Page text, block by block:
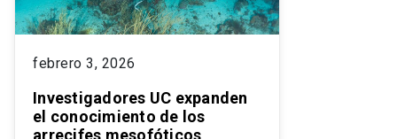
febrero 3, 2026
Investigadores UC expanden
el conocimiento de los